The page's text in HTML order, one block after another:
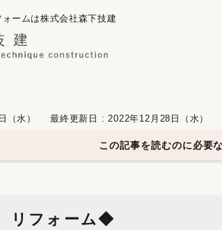
ームは株式会社森下技建
（水） 最終更新日 : 2022年12月28日（水）
この記事を読むのに必要
フォーム◆